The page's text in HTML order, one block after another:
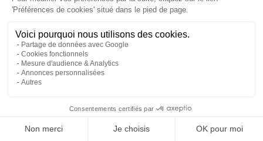
Malibu Genius : un fourgon Mercedes qui ne